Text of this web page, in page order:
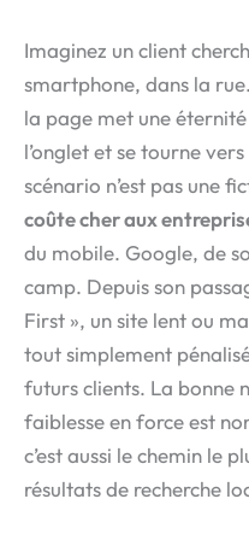
Imaginez un client
smartphone, dans la
la page met une
l’onglet et se tourne
scénario n’est pas une
coûte cher aux
du mobile. Google, de
camp. Depuis son
First », un site lent ou
tout simplement
futurs clients. La bonne
faiblesse en force est
c’est aussi le chemin le
résultats de recherche